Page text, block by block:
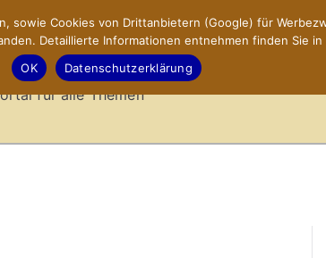
– Hilfsportal
für alle Themen
Cookies von Drittanbietern (Google) für
Detaillierte Informationen entnehmen finden Sie
OK
Datenschutzerklärung